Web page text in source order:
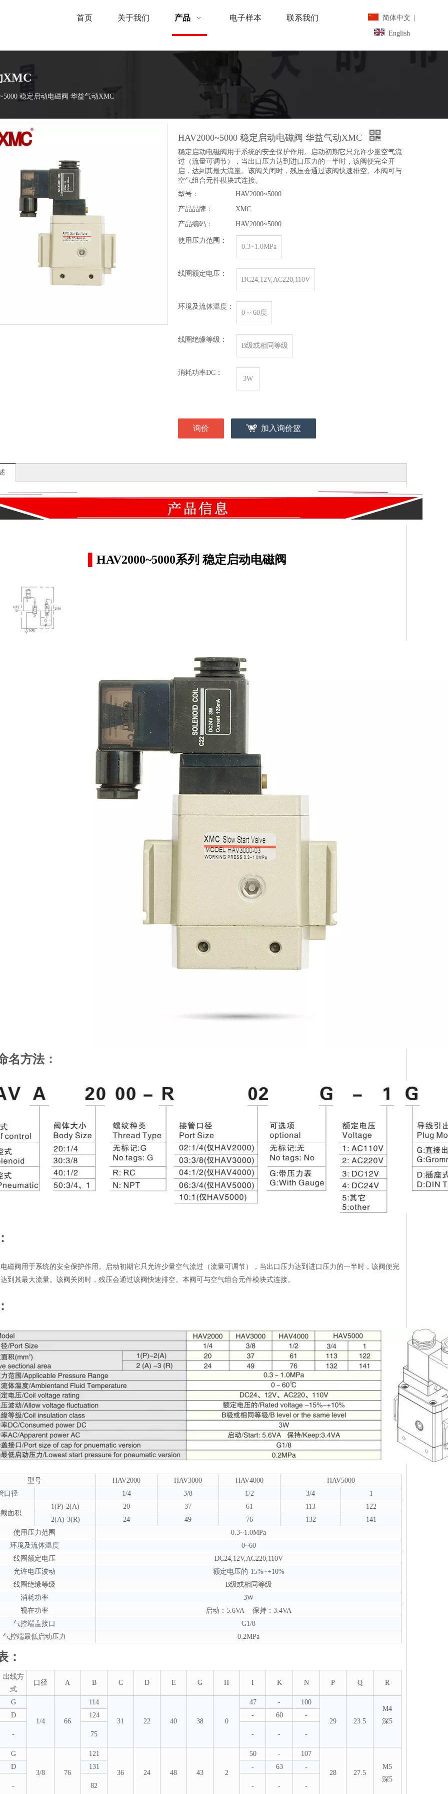
首页 关于我们 产品 电子样本 联系我们 简体中文
English
XMC
稳定启动电磁阀 华益气动XMC
HAV2000~5000 稳定启动电磁阀 华益气动XMC
稳定启动电磁阀用于系统的安全保护作用。启动初期它只允许少量空气流
过（流量可调节），当出口压力达到进口压力的一半时，该阀便完全开
启，达到其最大流量。该阀关闭时，残压会通过该阀快速排空。本阀可与
空气组合元件模块式连接。
型号：
HAV2000~5000
产品品牌：
XMC
产品编码：
HAV2000~5000
使用压力范围：
0.3~1.0MPa
线圈额定电压：
DC24,12V,AC220,110V
环境及流体温度：
0 ~ 60度
线圈绝缘等级：
B级或相同等级
消耗功率DC：
3W
询价 加入询价篮
HAV2000~5000系列 稳定启动电磁阀
名方法：
磁阀用于系统的安全保护作用。启动初期它只允许少量空气流过（流量可调节），当出口压力达到进口压力的一半时，该阀便完
到其最大流量。该阀关闭时，残压会通过该阀快速排空。本阀可与空气组合元件模块式连接。
型号 HAV2000 HAV3000 HAV4000
HAV5000
口径
1/4 3/8 1/2 3/4 1
面积
1(P)-2(A) 20 37 61 113
122
2(A)-3(R)
24 49 76 132
141
使用压力范围
0.3~1.0MPa
环境及流体温度
0~60
线圈额定电压
DC24,12V,AC220,110V
允许电压波动
额定电压的-15%~+10%
线圈绝缘等级
B级或相同等级
消耗功率
3W
视在功率
启动：5.6VA 保持：3.4VA
气控端盖接口
G1/8
气控端最低启动压力
0.2MPa
：
出线方
式
口径 A B C D E G H I K N P Q R
G
1/4 66
114
31 22 40 38 0
47 - 100
29 23.5
M4
深5
D 124 - 60 -
- 75 - - -
G
3/8 76
121
36 24 48 43 2
50 - 107
28 27.5
M5
深5
D 131 - 63 -
- 82 - - -